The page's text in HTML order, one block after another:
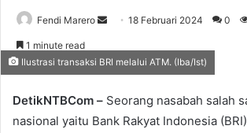
Fendi Marero
Send
email
18 Februari 2024 0
1 minute read
Ilustrasi transaksi BRI melalui ATM. (Iba/Ist)
DetikNTBCom – Seorang nasabah salah
nasional yaitu Bank Rakyat Indonesia